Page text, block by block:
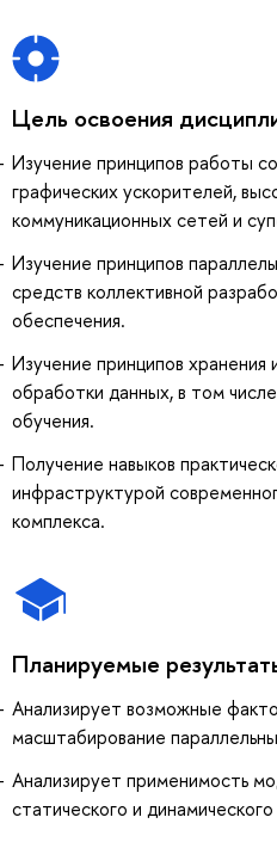
Цель освоения
Изучение принципов работы
графических ускорителей,
коммуникационных сетей и
Изучение принципов
средств коллективной
обеспечения.
Изучение принципов хранения
обработки данных, в том
обучения.
Получение навыков
инфраструктурой
комплекса.
Планируемые
Анализирует возможные
масштабирование
Анализирует применимость
статического и